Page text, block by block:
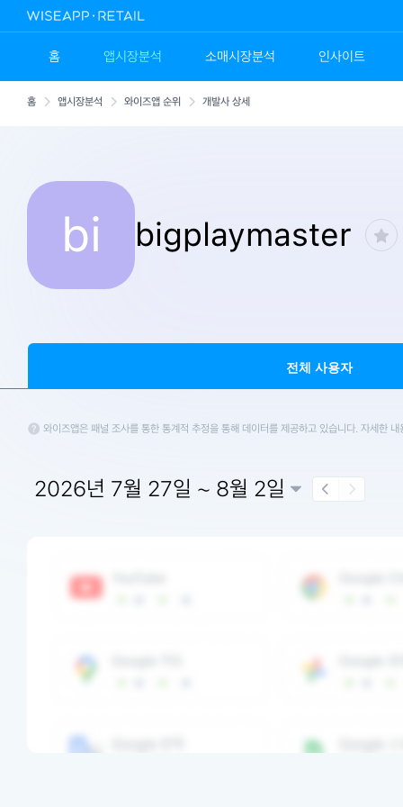
홈 앱시장분석 소매시장분석 인사이트
홈 앱시장분석 와이즈앱 순위 개발사 상세
bi bigplaymaster
전체 사용자
와이즈앱은 패널 조사를 통한 통계적 추정을 통해 데이터를 제공하고 있습니다. 자세한
2026년 7월 27일 ~ 8월 2일